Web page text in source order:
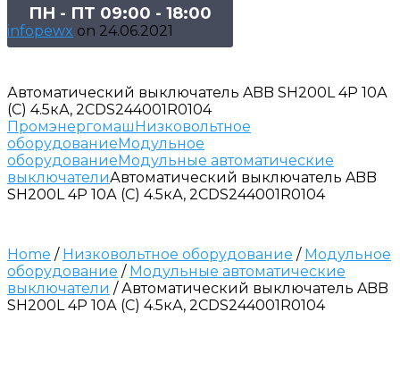
ПН - ПТ 09:00 - 18:00
infopewx on 24.06.2021
Автоматический выключатель ABB SH200L 4P 10А
(C) 4.5кА, 2CDS244001R0104
ПромэнергомашНизковольтное
оборудованиеМодульное
оборудованиеМодульные автоматические
выключателиАвтоматический выключатель ABB
SH200L 4P 10А (C) 4.5кА, 2CDS244001R0104
Home / Низковольтное оборудование / Модульное
оборудование / Модульные автоматические
выключатели / Автоматический выключатель ABB
SH200L 4P 10А (C) 4.5кА, 2CDS244001R0104